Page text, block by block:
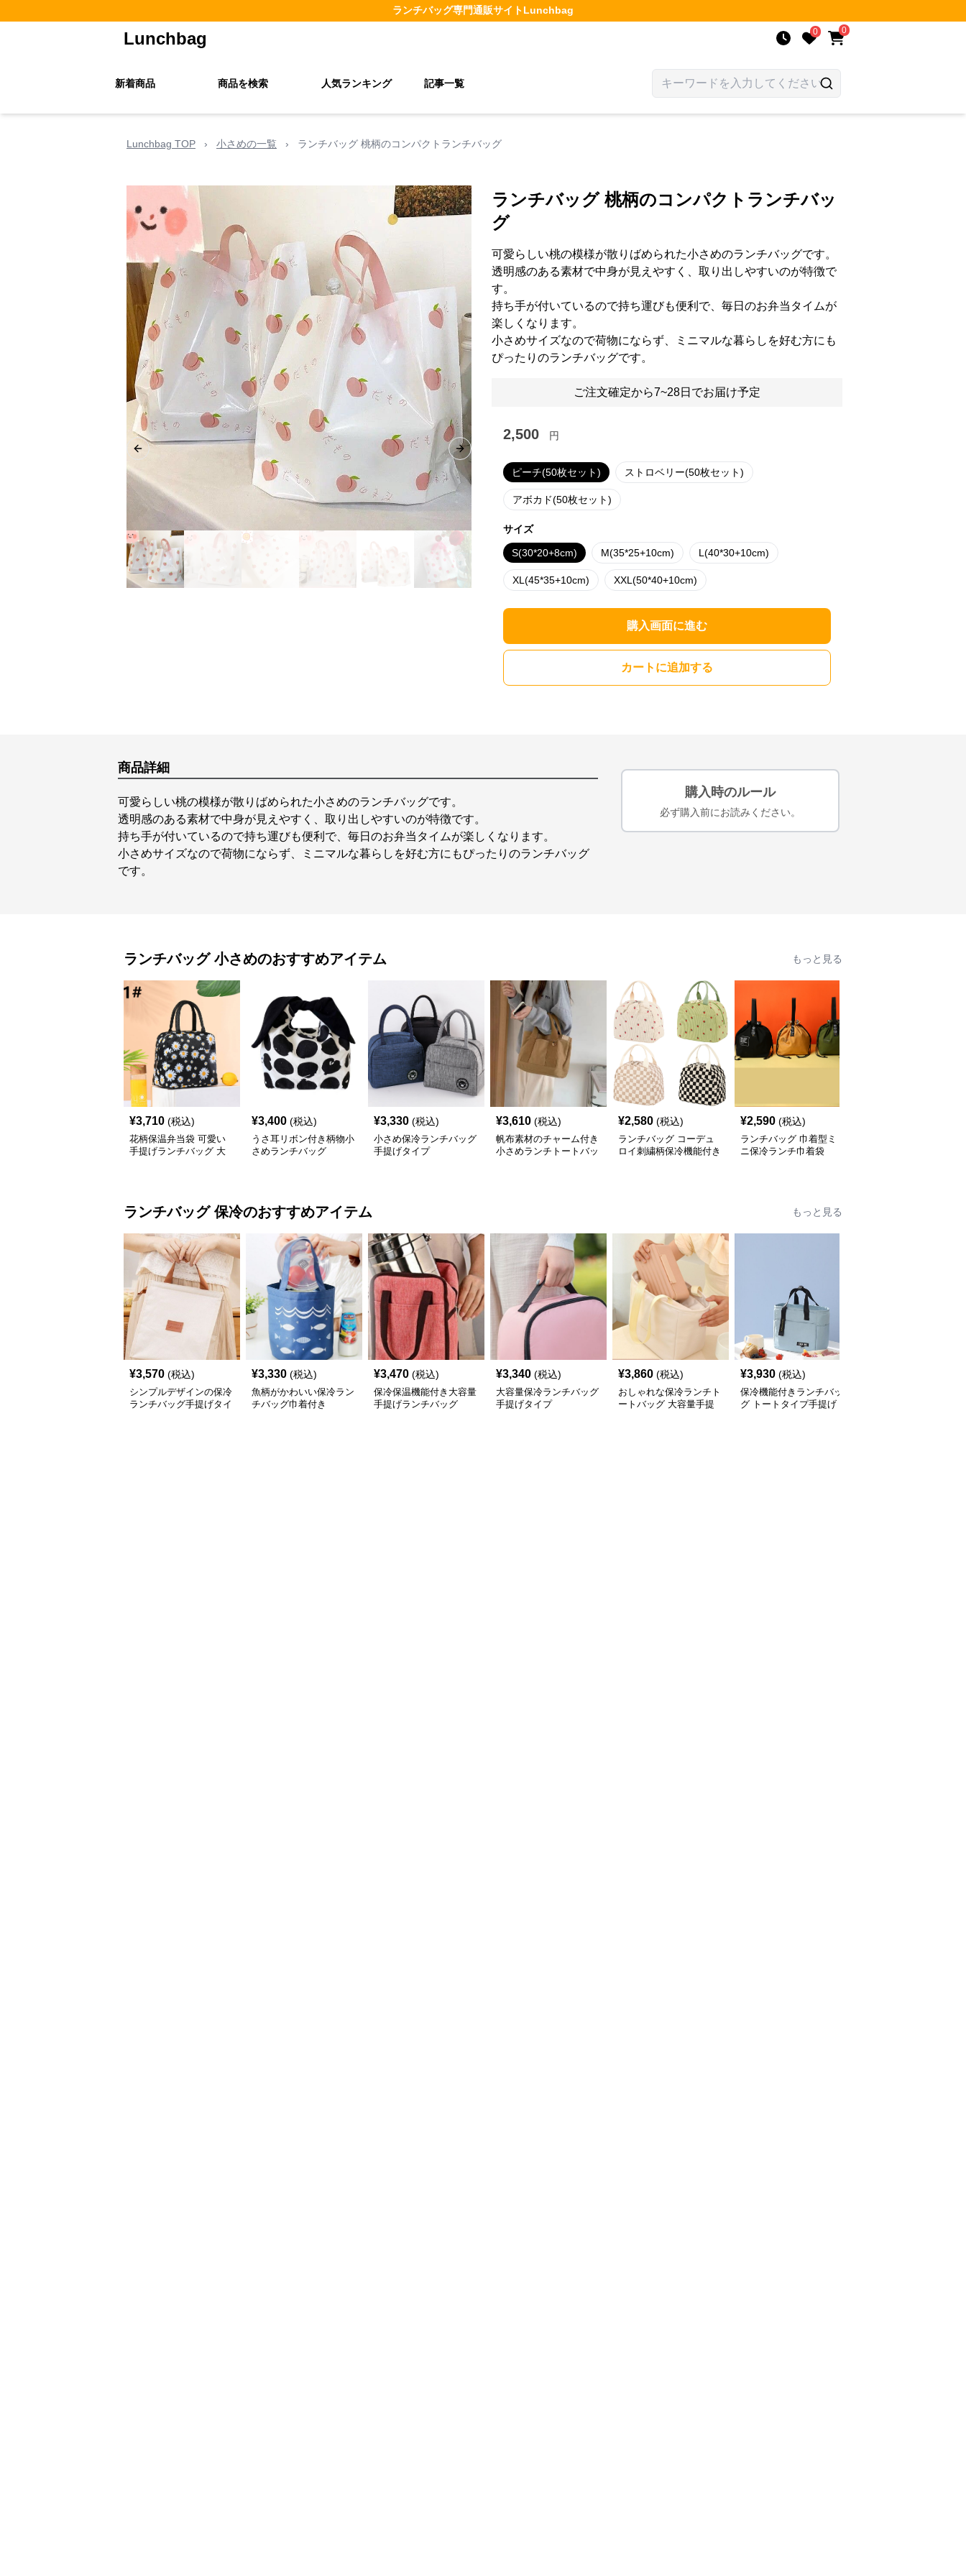
ランチバッグ専門通販サイトLunchbag
Lunchbag 0 0
新着商品 商品を検索 人気ランキング 記事一覧
Lunchbag TOP › 小さめの一覧 › ランチバッグ 桃柄のコンパクトランチバッグ
Previous slide Next slide
ランチバッグ 桃柄のコンパクトランチバッ
グ
可愛らしい桃の模様が散りばめられた小さめのランチバッグです。
透明感のある素材で中身が見えやすく、取り出しやすいのが特徴で
す。
持ち手が付いているので持ち運びも便利で、毎日のお弁当タイムが
楽しくなります。
小さめサイズなので荷物にならず、ミニマルな暮らしを好む方にも
ぴったりのランチバッグです。
ご注文確定から7~28日でお届け予定
2,500 円
ピーチ(50枚セット) ストロベリー(50枚セット)
アボカド(50枚セット)
サイズ
S(30*20+8cm) M(35*25+10cm) L(40*30+10cm)
XL(45*35+10cm) XXL(50*40+10cm)
購入画面に進む
カートに追加する
商品詳細
可愛らしい桃の模様が散りばめられた小さめのランチバッグです。
透明感のある素材で中身が見えやすく、取り出しやすいのが特徴です。
持ち手が付いているので持ち運びも便利で、毎日のお弁当タイムが楽しくなります。
小さめサイズなので荷物にならず、ミニマルな暮らしを好む方にもぴったりのランチバッグ
です。
購入時のルール
必ず購入前にお読みください。
ランチバッグ 小さめのおすすめアイテム もっと見る
¥3,710 (税込)
花柄保温弁当袋 可愛い
手提げランチバッグ 大
¥3,400 (税込)
うさ耳リボン付き柄物小
さめランチバッグ
¥3,330 (税込)
小さめ保冷ランチバッグ
手提げタイプ
¥3,610 (税込)
帆布素材のチャーム付き
小さめランチトートバッ
¥2,580 (税込)
ランチバッグ コーデュ
ロイ刺繍柄保冷機能付き
¥2,590 (税込)
ランチバッグ 巾着型ミ
ニ保冷ランチ巾着袋
ランチバッグ 保冷のおすすめアイテム もっと見る
¥3,570 (税込)
シンプルデザインの保冷
ランチバッグ手提げタイ
¥3,330 (税込)
魚柄がかわいい保冷ラン
チバッグ巾着付き
¥3,470 (税込)
保冷保温機能付き大容量
手提げランチバッグ
¥3,340 (税込)
大容量保冷ランチバッグ
手提げタイプ
¥3,860 (税込)
おしゃれな保冷ランチト
ートバッグ 大容量手提
¥3,930 (税込)
保冷機能付きランチバッ
グ トートタイプ手提げ